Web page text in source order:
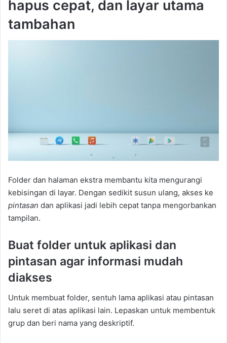
hapus cepat, dan layar utama
tambahan
Folder dan halaman ekstra membantu kita mengurangi
kebisingan di layar. Dengan sedikit susun ulang, akses ke
pintasan dan aplikasi jadi lebih cepat tanpa mengorbankan
tampilan.
Buat folder untuk aplikasi dan
pintasan agar informasi mudah
diakses
Untuk membuat folder, sentuh lama aplikasi atau pintasan
lalu seret di atas aplikasi lain. Lepaskan untuk membentuk
grup dan beri nama yang deskriptif.